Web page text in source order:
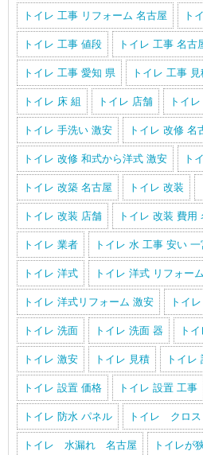
トイレ 工事 リフォーム 名古屋 ト
トイレ 工事 値段 トイレ 工事 名古
トイレ 工事 愛知 県 トイレ 工事 見
トイレ 床 組 トイレ 店舗 トイ
トイレ 手洗い 激安 トイレ 改修 名
トイレ 改修 和式から洋式 激安 ト
トイレ 改築 名古屋 トイレ 改装
トイレ 改装 店舗 トイレ 改装 費用
トイレ 業者 トイレ 水 工事 安い 一
トイレ 洋式 トイレ 洋式 リフォーム
トイレ 洋式リフォーム 激安 トイ
トイレ 洗面 トイレ 洗面 器 ト
トイレ 激安 トイレ 見積 トイレ
トイレ 設置 価格 トイレ 設置 工事
トイレ 防水 パネル トイレ クロ
トイレ 水漏れ 名古屋 トイレが